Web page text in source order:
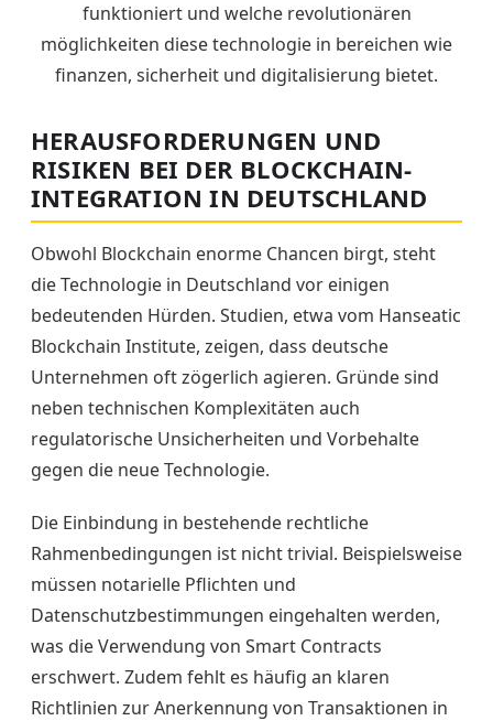
HERAUSFORDERUNGEN UND
RISIKEN BEI DER BLOCKCHAIN-
INTEGRATION IN DEUTSCHLAND
Obwohl Blockchain enorme Chancen birgt, steht
die Technologie in Deutschland vor einigen
bedeutenden Hürden. Studien, etwa vom Hanseatic
Blockchain Institute, zeigen, dass deutsche
Unternehmen oft zögerlich agieren. Gründe sind
neben technischen Komplexitäten auch
regulatorische Unsicherheiten und Vorbehalte
gegen die neue Technologie.
Die Einbindung in bestehende rechtliche
Rahmenbedingungen ist nicht trivial. Beispielsweise
müssen notarielle Pflichten und
Datenschutzbestimmungen eingehalten werden,
was die Verwendung von Smart Contracts
erschwert. Zudem fehlt es häufig an klaren
Richtlinien zur Anerkennung von Transaktionen in